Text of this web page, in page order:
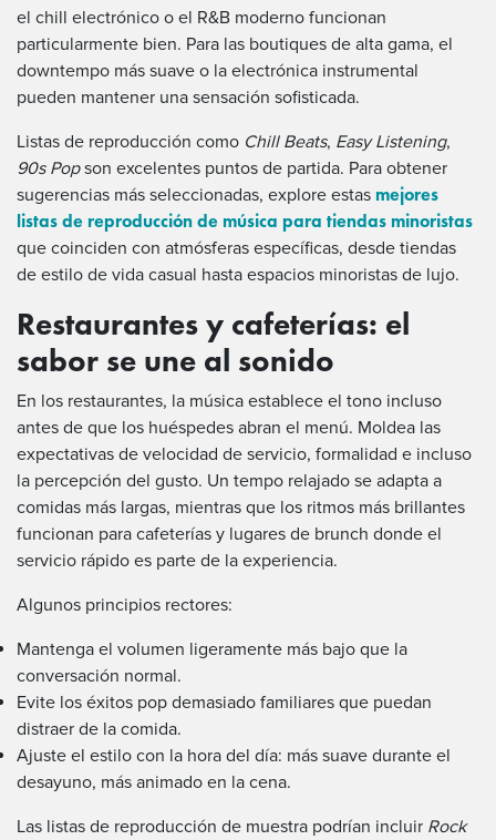
el chill electrónico o el R&B moderno funcionan
particularmente bien. Para las boutiques de alta gama, el
downtempo más suave o la electrónica instrumental
pueden mantener una sensación sofisticada.
Listas de reproducción como Chill Beats, Easy Listening,
90s Popson excelentes puntos de partida. Para obtener
sugerencias más seleccionadas, explore estas mejores
listas de reproducción de música para tiendas minoristas
que coinciden con atmósferas específicas, desde tiendas
de estilo de vida casual hasta espacios minoristas de lujo.
Restaurantes y cafeterías: el
sabor se une al sonido
En los restaurantes, la música establece el tono incluso
antes de que los huéspedes abran el menú. Moldea las
expectativas de velocidad de servicio, formalidad e incluso
la percepción del gusto. Un tempo relajado se adapta a
comidas más largas, mientras que los ritmos más brillantes
funcionan para cafeterías y lugares de brunch donde el
servicio rápido es parte de la experiencia.
Algunos principios rectores:
Mantenga el volumen ligeramente más bajo que la
conversación normal.
Evite los éxitos pop demasiado familiares que puedan
distraer de la comida.
Ajuste el estilo con la hora del día: más suave durante el
desayuno, más animado en la cena.
Las listas de reproducción de muestra podrían incluir Rock